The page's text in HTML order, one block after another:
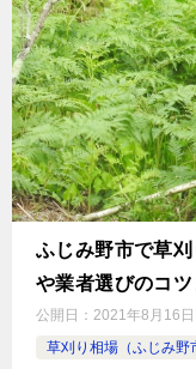
ふじみ野市で草
や業者選びのコ
公開日： 2021年8月16日
草刈り相場（ふじみ野